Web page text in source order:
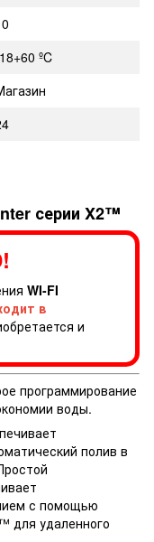
ºC
серии X2™
WI-FI
в
и
программирование
воды.
полив в
с помощью
для удаленного